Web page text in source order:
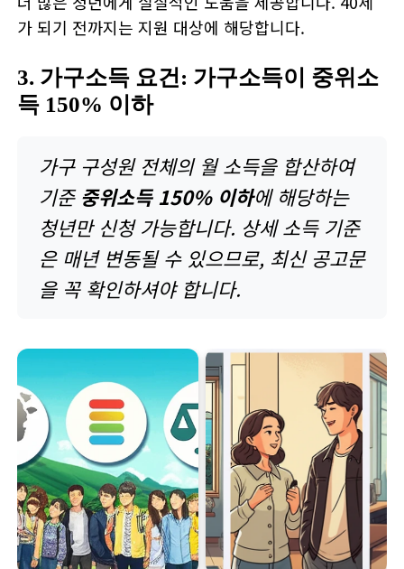
가 되기 전까지는 지원 대상에 해당합니다.
3. 가구소득 요건: 가구소득이 중위소
득 150% 이하
가구 구성원 전체의 월 소득을 합산하여
기준중위소득 150% 이하에 해당하는
청년만 신청 가능합니다. 상세 소득 기준
은 매년 변동될 수 있으므로, 최신 공고문
을 꼭 확인하셔야 합니다.